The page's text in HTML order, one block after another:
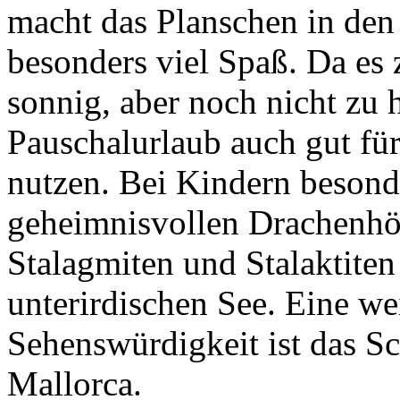
macht das Planschen in
besonders viel Spaß. Da
sonnig, aber noch nicht zu
Pauschalurlaub auch gut
nutzen. Bei Kindern
geheimnisvollen
Stalagmiten und
unterirdischen See. Eine
Sehenswürdigkeit ist das
Mallorca.